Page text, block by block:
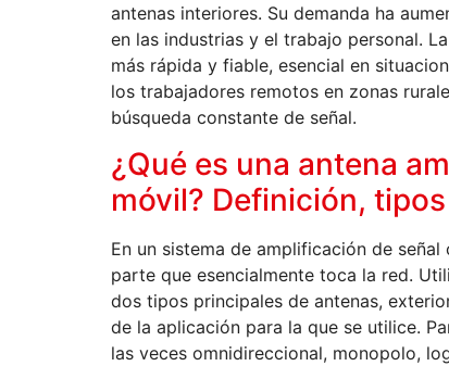
antenas interiores. Su demanda ha
en las industrias y el trabajo personal.
más rápida y fiable, esencial en
los trabajadores remotos en zonas
búsqueda constante de señal.
¿Qué es una antena
móvil? Definición,
En un sistema de amplificación de
parte que esencialmente toca la red.
dos tipos principales de antenas,
de la aplicación para la que se utilice.
las veces omnidireccional, monopolo,